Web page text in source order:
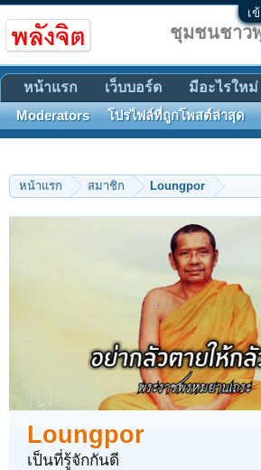
เ
หน้าแรก สมาชิก Loungpor
Loungpor
เป็นที่รู้จักกันดี
ชุมชนชาว
หน้าแรก เว็บบอร์ด มีอะไรใหม่
Moderators โปรไฟล์ที่ถูกโพสต์ล่าสุด